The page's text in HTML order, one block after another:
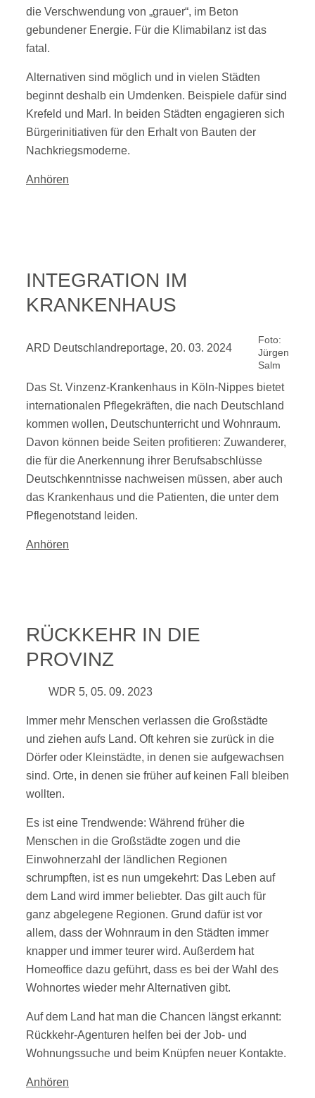
die Verschwendung von „grauer“, im Beton
gebundener Energie. Für die Klimabilanz ist das
fatal.
Alternativen sind möglich und in vielen Städten
beginnt deshalb ein Umdenken. Beispiele dafür sind
Krefeld und Marl. In beiden Städten engagieren sich
Bürgerinitiativen für den Erhalt von Bauten der
Nachkriegsmoderne.
Anhören
INTEGRATION IM
KRANKENHAUS
Foto:
Jürgen
Salm
ARD Deutschlandreportage, 20. 03. 2024
Das St. Vinzenz-Krankenhaus in Köln-Nippes bietet
internationalen Pflegekräften, die nach Deutschland
kommen wollen, Deutschunterricht und Wohnraum.
Davon können beide Seiten profitieren: Zuwanderer,
die für die Anerkennung ihrer Berufsabschlüsse
Deutschkenntnisse nachweisen müssen, aber auch
das Krankenhaus und die Patienten, die unter dem
Pflegenotstand leiden.
Anhören
RÜCKKEHR IN DIE
PROVINZ
WDR 5, 05. 09. 2023
Immer mehr Menschen verlassen die Großstädte
und ziehen aufs Land. Oft kehren sie zurück in die
Dörfer oder Kleinstädte, in denen sie aufgewachsen
sind. Orte, in denen sie früher auf keinen Fall bleiben
wollten.
Es ist eine Trendwende: Während früher die
Menschen in die Großstädte zogen und die
Einwohnerzahl der ländlichen Regionen
schrumpften, ist es nun umgekehrt: Das Leben auf
dem Land wird immer beliebter. Das gilt auch für
ganz abgelegene Regionen. Grund dafür ist vor
allem, dass der Wohnraum in den Städten immer
knapper und immer teurer wird. Außerdem hat
Homeoffice dazu geführt, dass es bei der Wahl des
Wohnortes wieder mehr Alternativen gibt.
Auf dem Land hat man die Chancen längst erkannt:
Rückkehr-Agenturen helfen bei der Job- und
Wohnungssuche und beim Knüpfen neuer Kontakte.
Anhören